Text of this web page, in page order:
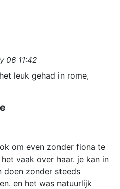
06 11:42
leuk gehad in rome,
om even zonder fiona te
vaak over haar. je kan in
doen zonder steeds
en het was natuurlijk